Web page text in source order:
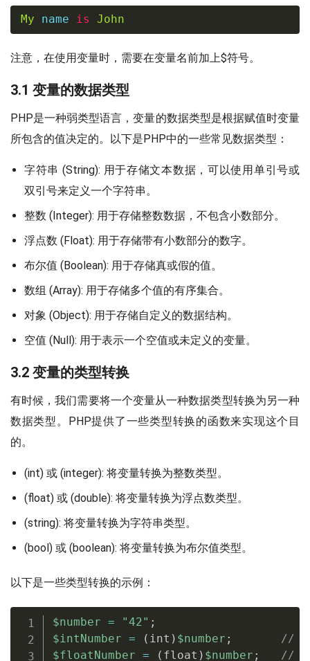
My name is John
注意，在使用变量时，需要在变量名前加上$符号。
3.1 变量的数据类型
PHP是一种弱类型语言，变量的数据类型是根据赋值时变量
所包含的值决定的。以下是PHP中的一些常见数据类型：
字符串 (String): 用于存储文本数据，可以使用单引号或
双引号来定义一个字符串。
整数 (Integer): 用于存储整数数据，不包含小数部分。
浮点数 (Float): 用于存储带有小数部分的数字。
布尔值 (Boolean): 用于存储真或假的值。
数组 (Array): 用于存储多个值的有序集合。
对象 (Object): 用于存储自定义的数据结构。
空值 (Null): 用于表示一个空值或未定义的变量。
3.2 变量的类型转换
有时候，我们需要将一个变量从一种数据类型转换为另一种
数据类型。PHP提供了一些类型转换的函数来实现这个目
的。
(int) 或 (integer): 将变量转换为整数类型。
(float) 或 (double): 将变量转换为浮点数类型。
(string): 将变量转换为字符串类型。
(bool) 或 (boolean): 将变量转换为布尔值类型。
以下是一些类型转换的示例：
$number = "42" ;
$intNumber = ( int ) $number ;
// 将
$floatNumber = ( float ) $number ; // 将